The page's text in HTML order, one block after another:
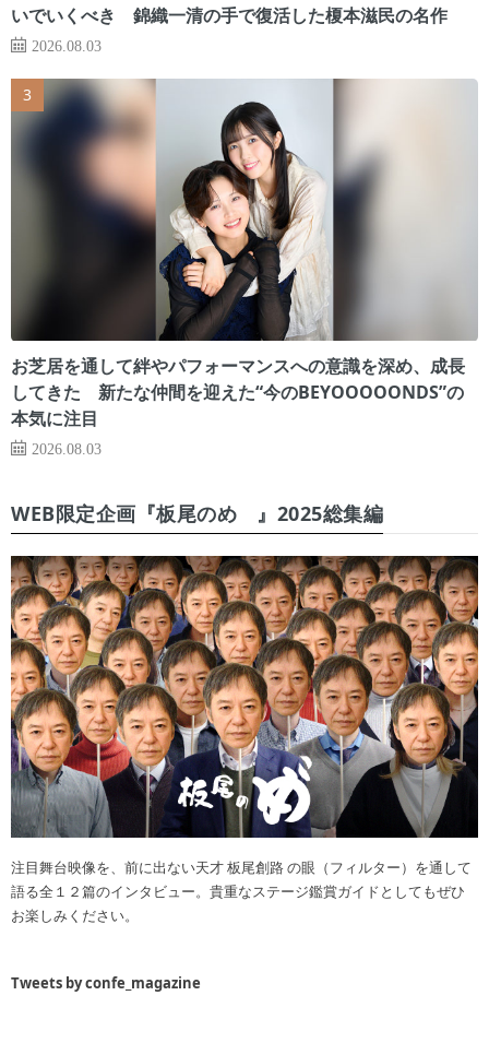
いでいくべき 錦織一清の手で復活した榎本滋民の名作
2026.08.03
お芝居を通して絆やパフォーマンスへの意識を深め、成長
してきた 新たな仲間を迎えた“今のBEYOOOOONDS”の
本気に注目
2026.08.03
WEB限定企画『板尾のめ゙』2025総集編
注目舞台映像を、前に出ない天才 板尾創路 の眼（フィルター）を通して
語る全１２篇のインタビュー。貴重なステージ鑑賞ガイドとしてもぜひ
お楽しみください。
Tweets by confe_magazine